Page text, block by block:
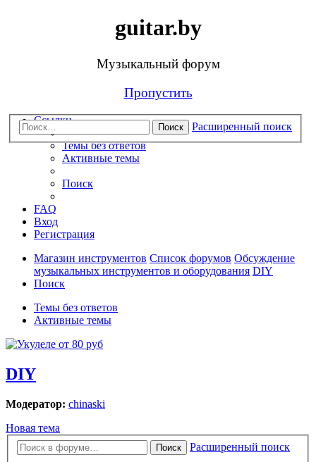
guitar.by
Музыкальный форум
Пропустить
Поиск Расширенный поиск
Ссылки
Темы без ответов
Активные темы
Поиск
FAQ
Вход
Регистрация
Магазин инструментов Список форумов Обсуждение
музыкальных инструментов и оборудования DIY
Поиск
Темы без ответов
Активные темы
DIY
Модератор: chinaski
Новая тема
Поиск
Расширенный поиск